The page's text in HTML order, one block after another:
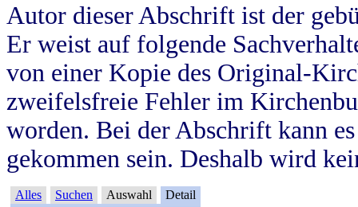
Autor dieser Abschrift ist der
Er weist auf folgende
von einer Kopie des Original-
zweifelsfreie Fehler im
worden. Bei der Abschrift kann
gekommen sein. Deshalb wird
Alles Suchen Auswahl Detail